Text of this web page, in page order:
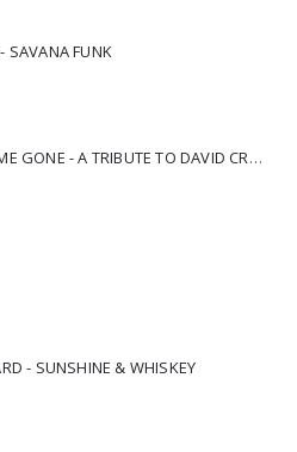
SAVANA FUNK
AAVV LONG TIME GONE - A TRIBUTE TO DAVID CROSBY
- SUNSHINE & WHISKEY